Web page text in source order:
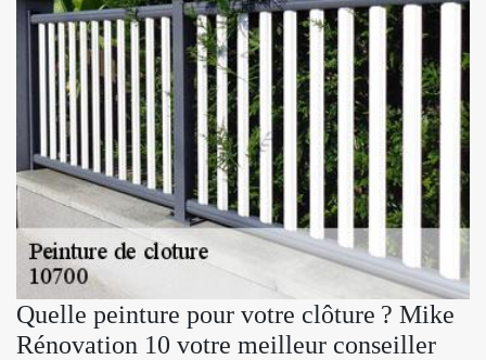
Quelle peinture pour votre clôture ? Mike
Rénovation 10 votre meilleur conseiller